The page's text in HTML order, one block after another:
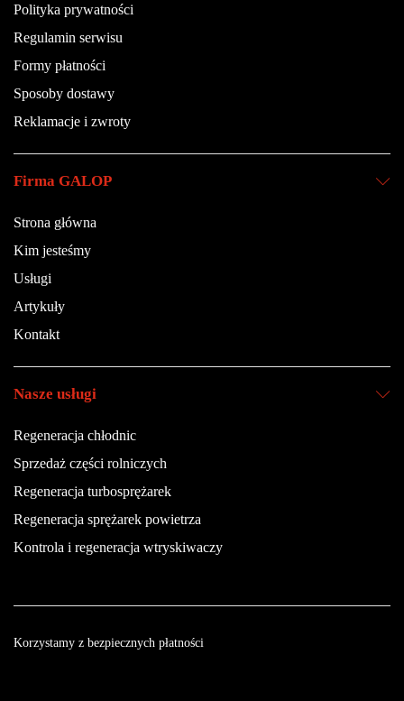
Polityka prywatności
Regulamin serwisu
Formy płatności
Sposoby dostawy
Reklamacje i zwroty
Firma GALOP
Strona główna
Kim jesteśmy
Usługi
Artykuły
Kontakt
Nasze usługi
Regeneracja chłodnic
Sprzedaż części rolniczych
Regeneracja turbosprężarek
Regeneracja sprężarek powietrza
Kontrola i regeneracja wtryskiwaczy
Korzystamy z bezpiecznych płatności